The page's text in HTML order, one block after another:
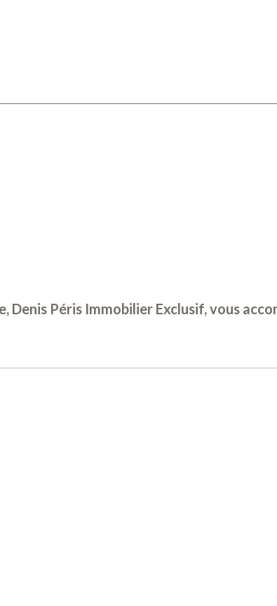
Denis Péris Immobilier Exclusif, vous